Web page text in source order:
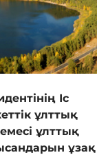
Іс
ұлттық
ұлттық
ұзақ